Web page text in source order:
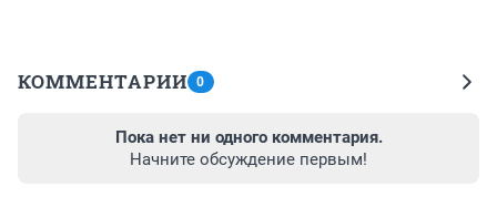
КОММЕНТАРИИ 0
Пока нет ни одного комментария.
Начните обсуждение первым!